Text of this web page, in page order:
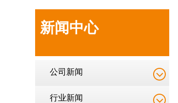
新闻中心
公司新闻
行业新闻